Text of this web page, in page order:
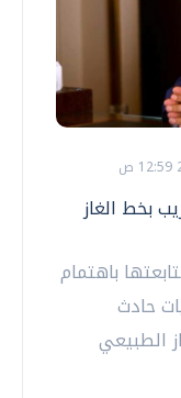
بخط الغاز
باهتمام
حادث
الطبيعي